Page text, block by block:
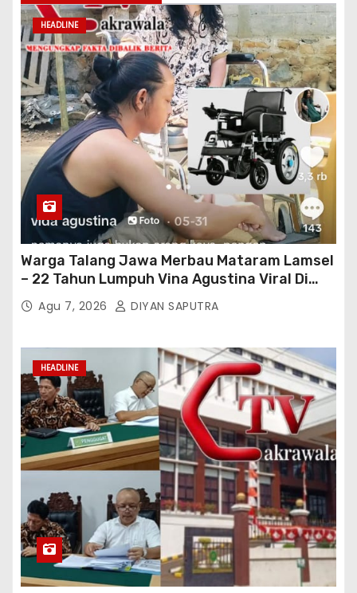
HEADLINE
Warga Talang Jawa Merbau Mataram Lamsel
– 22 Tahun Lumpuh Vina Agustina Viral Di
Tiktok Inginkan Kursi Roda Listrik, Kepala
Perwakilan Provinsi Lampung Media
Bertindak
Agu 7, 2026 DIYAN SAPUTRA
HEADLINE